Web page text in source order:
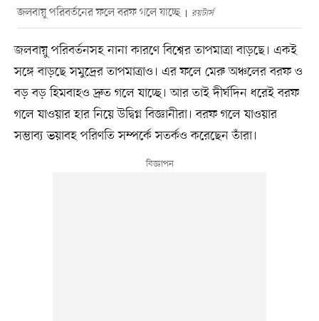
জলবায়ু পরিবর্তনের ফলে বরফ গলে যাচ্ছে রয়টার্স
জলবায়ু পরিবর্তনসহ নানা কারণে বিশ্বের তাপমাত্রা বাড়ছে। একই
সঙ্গে বাড়ছে সমুদ্রের তাপমাত্রাও। এর ফলে মেরু অঞ্চলের বরফ ও
বড় বড় হিমবাহও দ্রুত গলে যাচ্ছে। আর তাই দীর্ঘদিন ধরেই বরফ
গলে যাওয়ার হার নিয়ে উদ্বিগ্ন বিজ্ঞানীরা। বরফ গলে যাওয়ার
সম্ভাব্য ভয়াবহ পরিণতি সম্পর্কে সতর্কও করেছেন তাঁরা।